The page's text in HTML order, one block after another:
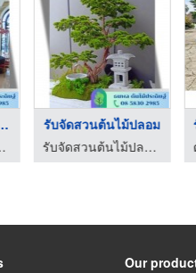
ไม้ปลอม ...
ไม้ประดิษฐ์
รับจัดสวนต้นไม้ปลอม
รับจัดสวนต้นไม้ปลอม - ธนพล ต้นไม้ประดิษฐ์
Our